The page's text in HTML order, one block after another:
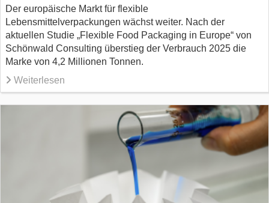
Der europäische Markt für flexible
Lebensmittelverpackungen wächst weiter. Nach der
aktuellen Studie „Flexible Food Packaging in Europe“ von
Schönwald Consulting überstieg der Verbrauch 2025 die
Marke von 4,2 Millionen Tonnen.
Weiterlesen